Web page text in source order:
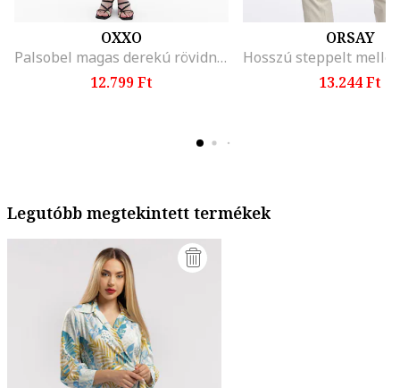
OXXO
Palsobel magas derekú rövidnadrág, Világosszürke
12.799 Ft
ORSAY
13.244 Ft
Legutóbb megtekintett termékek